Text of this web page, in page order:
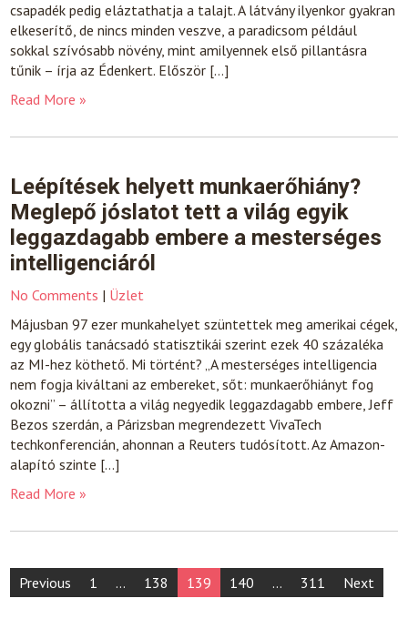
csapadék pedig eláztathatja a talajt. A látvány ilyenkor gyakran
elkeserítő, de nincs minden veszve, a paradicsom például
sokkal szívósabb növény, mint amilyennek első pillantásra
tűnik – írja az Édenkert. Először […]
Read More »
Leépítések helyett munkaerőhiány?
Meglepő jóslatot tett a világ egyik
leggazdagabb embere a mesterséges
intelligenciáról
No Comments | Üzlet
Májusban 97 ezer munkahelyet szüntettek meg amerikai cégek,
egy globális tanácsadó statisztikái szerint ezek 40 százaléka
az MI-hez köthető. Mi történt? „A mesterséges intelligencia
nem fogja kiváltani az embereket, sőt: munkaerőhiányt fog
okozni” – állította a világ negyedik leggazdagabb embere, Jeff
Bezos szerdán, a Párizsban megrendezett VivaTech
techkonferencián, ahonnan a Reuters tudósított. Az Amazon-
alapító szinte […]
Read More »
Posts
pagination
Previous 1 … 138 139 140 … 311 Next